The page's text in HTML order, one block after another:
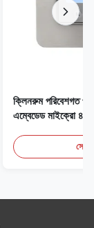
ক্লিনরুম পরিবেশগত
এম্বেডেড মাইক্রো
সেরা